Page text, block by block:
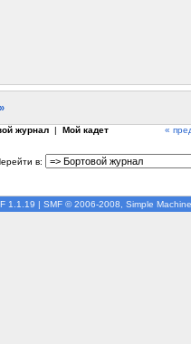
журнал | Мой кадет «
в:
1.1.19 | SMF © 2006-2008, Simple